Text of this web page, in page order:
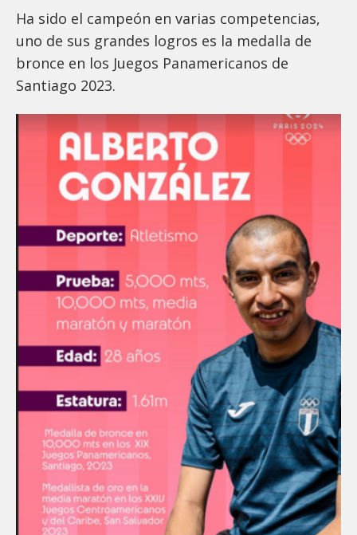
Ha sido el campeón en varias competencias,
uno de sus grandes logros es la medalla de
bronce en los Juegos Panamericanos de
Santiago 2023.